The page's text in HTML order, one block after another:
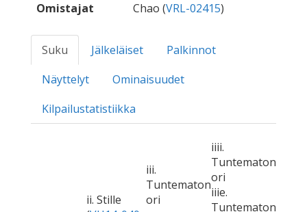
Omistajat
Chao (VRL-02415)
Suku Jälkeläiset
Palkinnot
Näyttelyt
Ominaisuudet
Kilpailustatistiikka
ii. Stille
iii.
Tuntematon
ori
iiii.
Tuntematon
ori
iiie.
Tuntematon